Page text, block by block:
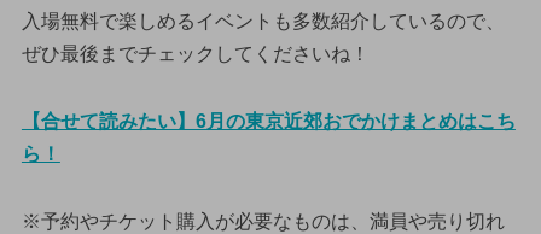
入場無料で楽しめるイベントも多数紹介しているので、
ぜひ最後までチェックしてくださいね！
【合せて読みたい】6月の東京近郊おでかけまとめはこち
ら！
※予約やチケット購入が必要なものは、満員や売り切れ